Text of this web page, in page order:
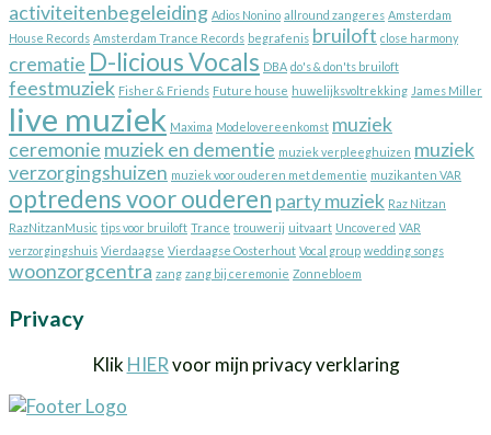
activiteitenbegeleiding Adios Nonino allround zangeres Amsterdam
House Records Amsterdam Trance Records begrafenis bruiloft close harmony
crematie D-licious Vocals DBA do's & don'ts bruiloft
feestmuziek Fisher & Friends Future house huwelijksvoltrekking James Miller
live muziek Maxima Modelovereenkomst muziek
ceremonie muziek en dementie muziek verpleeghuizen muziek
verzorgingshuizen muziek voor ouderen met dementie muzikanten VAR
optredens voor ouderen party muziek Raz Nitzan
RazNitzanMusic tips voor bruiloft Trance trouwerij uitvaart Uncovered VAR
verzorgingshuis Vierdaagse Vierdaagse Oosterhout Vocal group wedding songs
woonzorgcentra zang zang bij ceremonie Zonnebloem
Privacy
Klik HIERvoor mijn privacy verklaring